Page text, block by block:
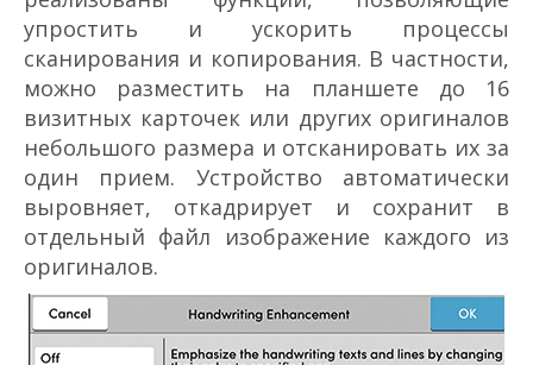
упростить и ускорить процессы
сканирования и копирования. В частности,
можно разместить на планшете до 16
визитных карточек или других оригиналов
небольшого размера и отсканировать их за
один прием. Устройство автоматически
выровняет, откадрирует и сохранит в
отдельный файл изображение каждого из
оригиналов.